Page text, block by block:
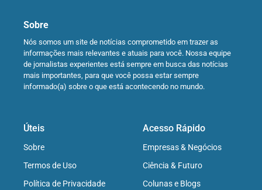
Sobre
Nós somos um site de notícias comprometido em trazer as
informações mais relevantes e atuais para você. Nossa equipe
de jornalistas experientes está sempre em busca das notícias
mais importantes, para que você possa estar sempre
informado(a) sobre o que está acontecendo no mundo.
Úteis
Sobre
Termos de Uso
Política de Privacidade
Acesso Rápido
Empresas & Negócios
Ciência & Futuro
Colunas e Blogs